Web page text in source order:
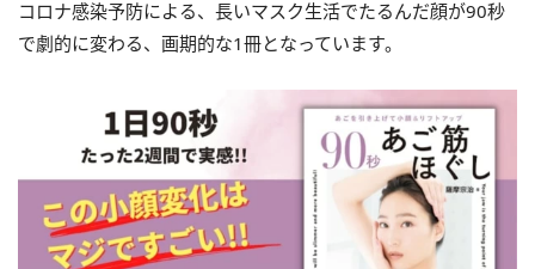
コロナ感染予防による、長いマスク生活でたるんだ顔が90秒
で劇的に変わる、画期的な1冊となっています。